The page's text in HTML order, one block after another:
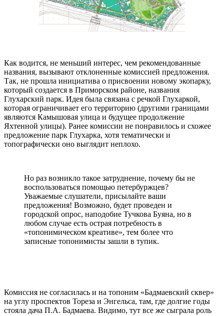
Как водится, не меньший интерес, чем рекомендованные
названия, вызывают отклоненные комиссией предложения.
Так, не прошла инициатива о присвоении новому экопарку,
который создается в Приморском районе, названия
Глухарский парк. Идея была связана с речкой Глухаркой,
которая ограничивает его территорию (другими границами
являются Камышовая улица и будущее продолжение
Яхтенной улицы). Ранее комиссии не понравилось и схожее
предложение парк Глухарка, хотя тематически и
топографически оно выглядит неплохо.
Но раз возникло такое затруднение, почему бы не
воспользоваться помощью петербуржцев?
Уважаемые слушатели, присылайте ваши
предложения! Возможно, будет проведен и
городской опрос, наподобие Тучкова Буяна, но в
любом случае есть острая потребность в
«топонимическом креативе», тем более что
записные топонимисты зашли в тупик.
Комиссия не согласилась и на топоним «Бадмаевский сквер»
на углу проспектов Тореза и Энгельса, там, где долгие годы
стояла дача П.А. Бадмаева. Видимо, тут все же сыграла роль